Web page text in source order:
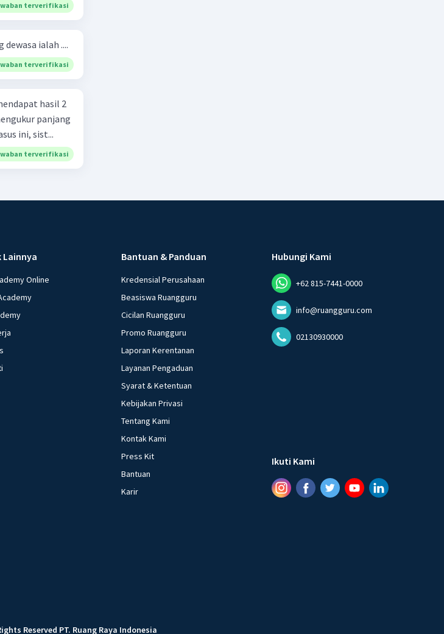
terverifikasi
ialah ....
terverifikasi
hasil 2
panjang
ini, sist...
terverifikasi
Lainnya
Online
Bantuan & Panduan
Kredensial Perusahaan
Beasiswa Ruangguru
Cicilan Ruangguru
Promo Ruangguru
Laporan Kerentanan
Layanan Pengaduan
Syarat & Ketentuan
Kebijakan Privasi
Tentang Kami
Kontak Kami
Press Kit
Bantuan
Karir
Hubungi Kami
+62 815-7441-0000
info@ruangguru.com
02130930000
Ikuti Kami
Reserved PT. Ruang Raya Indonesia